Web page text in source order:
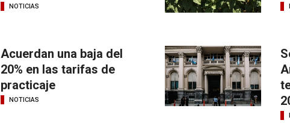
NOTICIAS
Acuerdan una baja del
20% en las tarifas de
practicaje
NOTICIAS